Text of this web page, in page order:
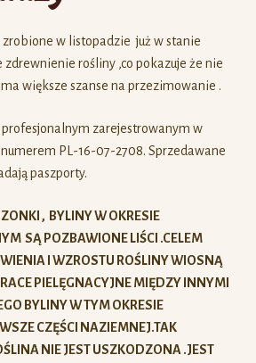
zrobione w listopadzie już w stanie
rośliny ,co pokazuje że nie
większe szanse na przezimowanie .
zarejestrowanym w
PL-16-07-2708. Sprzedawane
paszporty.
, BYLINY W OKRESIE
SĄ POZBAWIONE LIŚCI .CELEM
I WZROSTU ROŚLINY WIOSNĄ
PIELĘGNACYJNE MIĘDZY INNYMI
BYLINY W TYM OKRESIE
CZĘŚCI NAZIEMNEJ.TAK
NIE JEST USZKODZONA .JEST